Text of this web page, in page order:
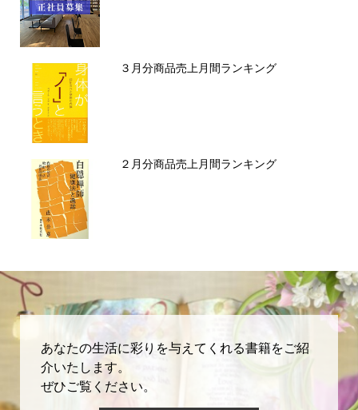
３月分商品売上月間ランキング
２月分商品売上月間ランキング
あなたの生活に彩りを与えてくれる書籍をご紹
介いたします。
ぜひご覧ください。